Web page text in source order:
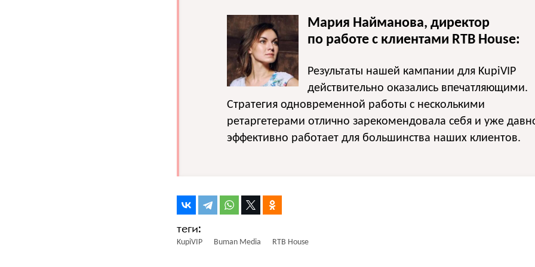
Мария Найманова, директор
по работе с клиентами RTB House:
Результаты нашей кампании для KupiVIP
действительно оказались впечатляющими.
Стратегия одновременной работы с несколькими
ретаргетерами отлично зарекомендовала себя и уже
эффективно работает для большинства наших клиентов.
KupiVIP Buman Media RTB House